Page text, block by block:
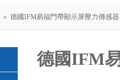
＞ 德國IFM易福門帶顯示屏壓力傳感
德國IFM